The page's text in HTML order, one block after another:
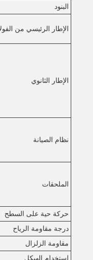
البنود
الإطار الرئيسي من
الإطار الثانوي
نظام الصيانة
الملحقات
حركة حية على السطح
درجة مقاومة الرياح
مقاومة الزلزال
استخدام الهيكل